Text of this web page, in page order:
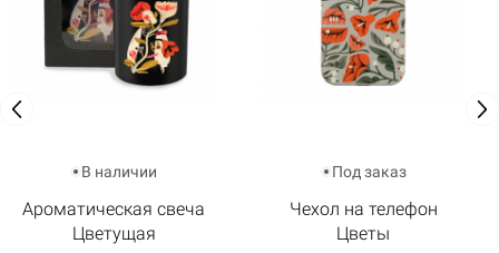
В наличии
Ароматическая свеча
Цветущая
Под заказ
Чехол на телефон
Цветы